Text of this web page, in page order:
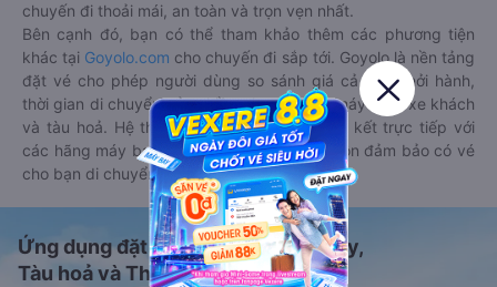
chuyến đi thoải mái, an toàn và trọn vẹn nhất.
Bên cạnh đó, bạn có thể tham khảo thêm các phương tiện
khác tại Goyolo.com cho chuyến đi sắp tới. Goyolo là nền tảng
đặt vé cho phép người dùng so sánh giá cả, giờ khởi hành,
thời gian di chuyển của nhiều phương tiện máy bay, xe khách
và tàu hoả. Hệ thống của Goyolo được liên kết trực tiếp với
các hãng máy bay, xe khách và tàu hoả, luôn đảm bảo có vé
cho bạn di chuyển.
Ứng dụng đặt vé Xe khách, Máy bay,
Tàu hoả và Thuê xe